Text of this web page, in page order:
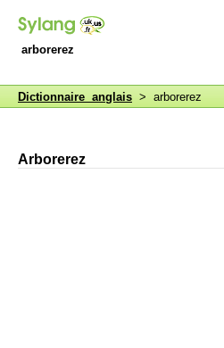
arborerez
Dictionnaire anglais > arborerez
Arborerez